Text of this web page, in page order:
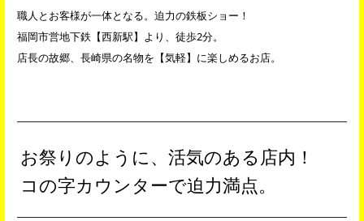
職人とお客様が一体となる。迫力の鉄板ショー！
福岡市営地下鉄【西新駅】より、徒歩2分。
店長の故郷、長崎県の名物を【気軽】に楽しめるお店。
お祭りのように、活気のある店内！
コの字カウンターで迫力満点。